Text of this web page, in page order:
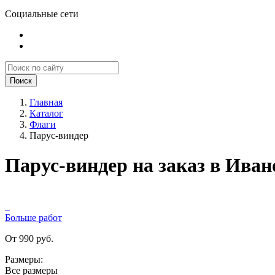
Социальные сети
Поиск
Главная
Каталог
Флаги
Парус-виндер
Парус-виндер на заказ в
Больше работ
От 990 руб.
Размеры:
Все размеры